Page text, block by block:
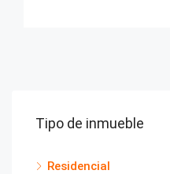
Tipo de inmueble
Residencial